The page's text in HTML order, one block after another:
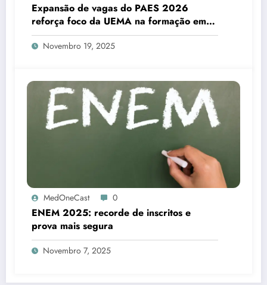
Expansão de vagas do PAES 2026
reforça foco da UEMA na formação em
saúde e no fortalecimento da educação
superior maranhense
Novembro 19, 2025
MedOneCast 0
ENEM 2025: recorde de inscritos e
prova mais segura
Novembro 7, 2025